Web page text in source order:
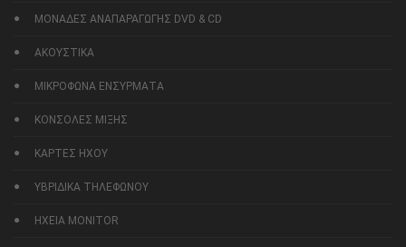
ΜΟΝΑΔΕΣ ΑΝΑΠΑΡΑΓΩΓΗΣ DVD & CD
ΑΚΟΥΣΤΙΚΑ
ΜΙΚΡΟΦΩΝΑ ΕΝΣΥΡΜΑΤΑ
ΚΟΝΣΟΛΕΣ ΜΙΞΗΣ
ΚΑΡΤΕΣ ΗΧΟΥ
ΥΒΡΙΔΙΚΑ ΤΗΛΕΦΩΝΟΥ
ΗΧΕΙΑ MONITOR